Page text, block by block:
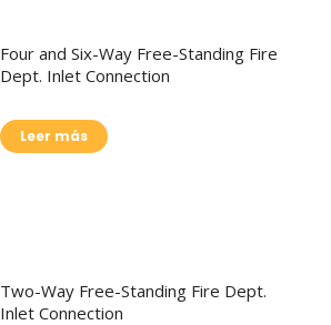
Four and Six-Way Free-Standing Fire
Dept. Inlet Connection
Leer más
Two-Way Free-Standing Fire Dept.
Inlet Connection